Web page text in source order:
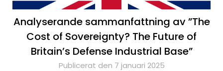
Analyserande sammanfattning av ”The
Cost of Sovereignty? The Future of
Britain’s Defense Industrial Base”
Publicerat den 7 januari 2025